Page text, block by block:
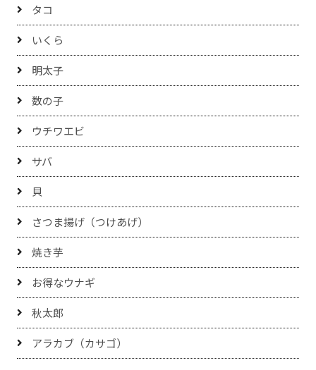
タコ
いくら
明太子
数の子
ウチワエビ
サバ
貝
さつま揚げ（つけあげ）
焼き芋
お得なウナギ
秋太郎
アラカブ（カサゴ）